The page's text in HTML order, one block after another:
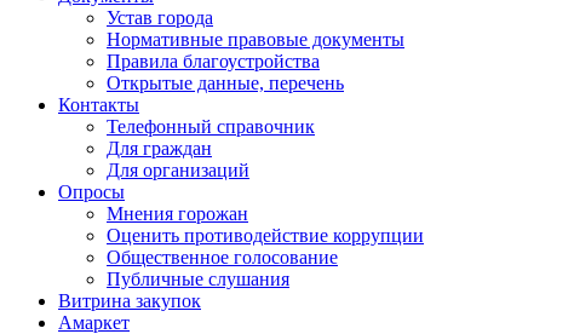
Устав города
Нормативные правовые документы
Правила благоустройства
Открытые данные, перечень
Контакты
Телефонный справочник
Для граждан
Для организаций
Опросы
Мнения горожан
Оценить противодействие коррупции
Общественное голосование
Публичные слушания
Витрина закупок
Амаркет